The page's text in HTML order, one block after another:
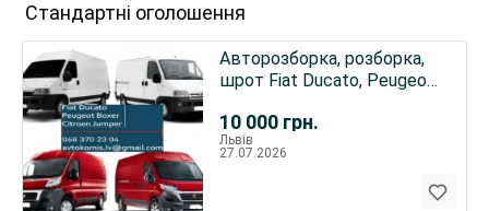
Стандартні оголошення
10 000 грн.
Авторозборка, розборка,
шрот Fiat Ducato, Peugeot
Львів
27.07.2026